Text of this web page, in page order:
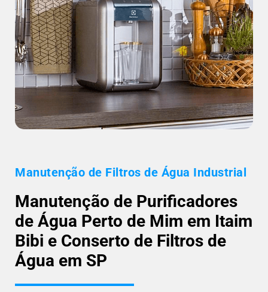
Manutenção de Filtros de Água Industrial
Manutenção de Purificadores
de Água Perto de Mim em Itaim
Bibi e Conserto de Filtros de
Água em SP